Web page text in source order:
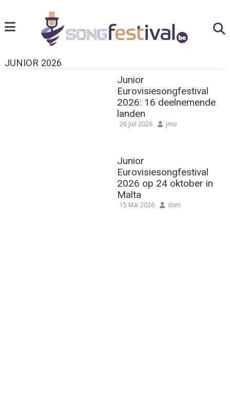
JUNIOR 2026
Junior
Eurovisiesongfestival
2026: 16 deelnemende
landen
26 Juil 2026 jmo
Junior
Eurovisiesongfestival
2026 op 24 oktober in
Malta
15 Mai 2026 dsm